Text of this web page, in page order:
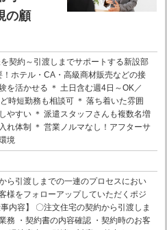
の顧
契約～引渡しまでサポートする新設部
ホテル・CA・高級商材販売などの接
を活かせる ＊ 土日含む週4日～OK／
時短勤務も相談可 ＊ 落ち着いた雰囲
やすい ＊ 派遣スタッフさんも複数名増
れ体制 ＊ 営業ノルマなし！アフターサ
境
ら引渡しまでの一連のプロセスにおい
様をフォローアップしていただくポジ
内容】 〇注文住宅の契約から引渡しま
務 ・契約書の内容確認 ・契約時のお客